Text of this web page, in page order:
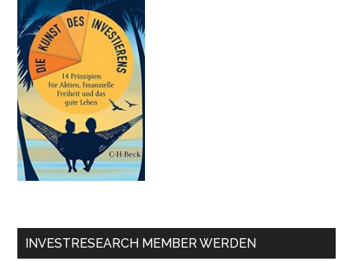
INVESTRESEARCH MEMBER WERDEN